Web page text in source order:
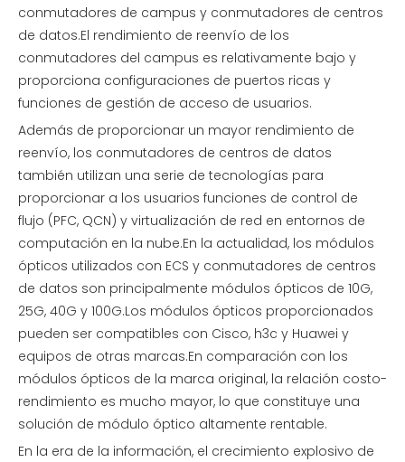
conmutadores de campus y conmutadores de centros
de datos.El rendimiento de reenvío de los
conmutadores del campus es relativamente bajo y
proporciona configuraciones de puertos ricas y
funciones de gestión de acceso de usuarios.
Además de proporcionar un mayor rendimiento de
reenvío, los conmutadores de centros de datos
también utilizan una serie de tecnologías para
proporcionar a los usuarios funciones de control de
flujo (PFC, QCN) y virtualización de red en entornos de
computación en la nube.En la actualidad, los módulos
ópticos utilizados con ECS y conmutadores de centros
de datos son principalmente módulos ópticos de 10G,
25G, 40G y 100G.Los módulos ópticos proporcionados
pueden ser compatibles con Cisco, h3c y Huawei y
equipos de otras marcas.En comparación con los
módulos ópticos de la marca original, la relación costo-
rendimiento es mucho mayor, lo que constituye una
solución de módulo óptico altamente rentable.
En la era de la información, el crecimiento explosivo de